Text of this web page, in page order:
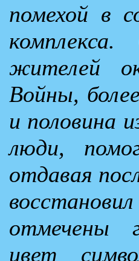
помехой в
жителей
Войны,
и половина
люди,
отдавая
отмечены
цвет